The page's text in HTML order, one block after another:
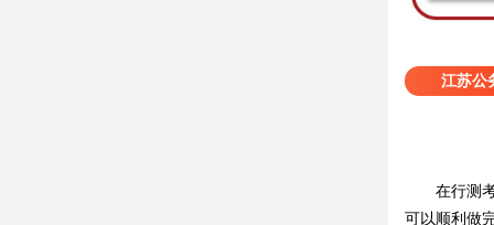
江苏公
在行测考
可以顺利做